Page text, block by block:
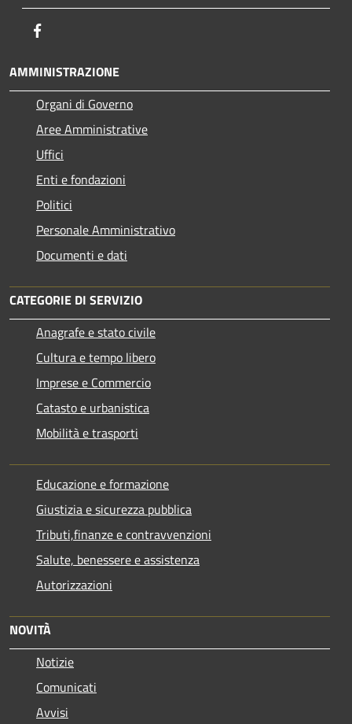
AMMINISTRAZIONE
Organi di Governo
Aree Amministrative
Uffici
Enti e fondazioni
Politici
Personale Amministrativo
Documenti e dati
CATEGORIE DI SERVIZIO
Anagrafe e stato civile
Cultura e tempo libero
Imprese e Commercio
Catasto e urbanistica
Mobilità e trasporti
Educazione e formazione
Giustizia e sicurezza pubblica
Tributi,finanze e contravvenzioni
Salute, benessere e assistenza
Autorizzazioni
NOVITÀ
Notizie
Comunicati
Avvisi